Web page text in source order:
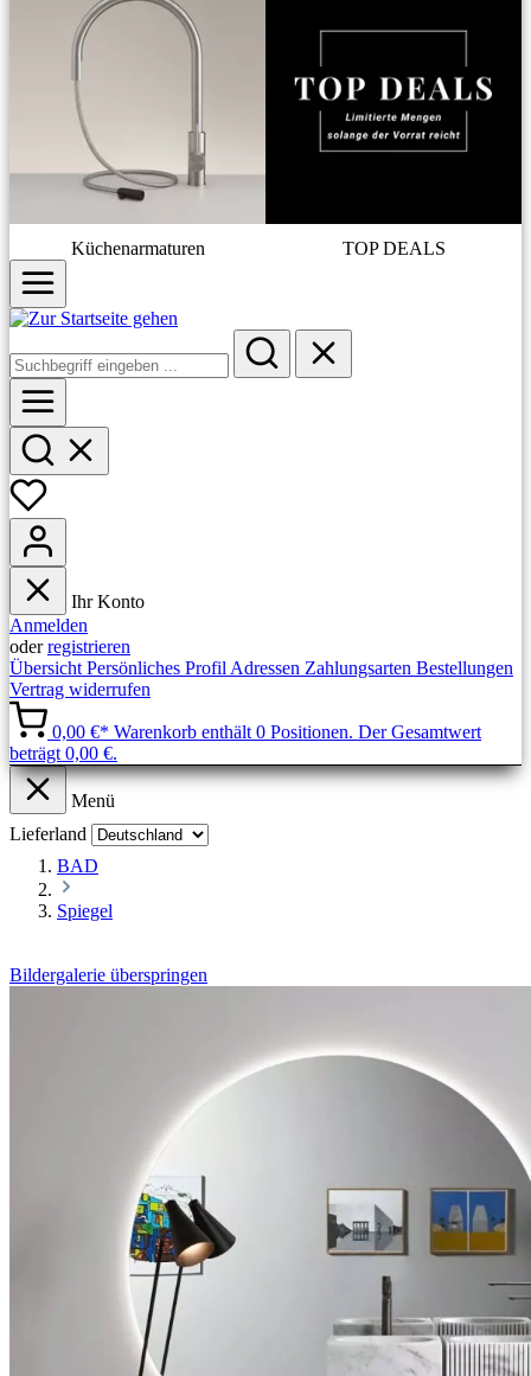
Küchenarmaturen TOP DEALS
Ihr Konto
Anmelden
oderregistrieren
Übersicht Persönliches Profil Adressen Zahlungsarten Bestellungen
Vertrag widerrufen
0,00 €* Warenkorb enthält 0 Positionen. Der Gesamtwert
beträgt 0,00 €.
Menü
Lieferland
BAD
Spiegel
Bildergalerie überspringen